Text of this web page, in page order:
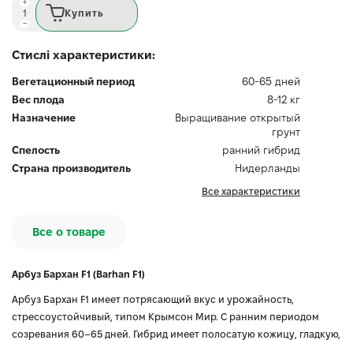
Купить
Стислі характеристики:
Вегетационный период
60-65 дней
Вес плода
8-12 кг
Назначение
Выращивание открытый
грунт
Спелость
ранний гибрид
Страна производитель
Нидерланды
Все характеристики
Все о товаре
Арбуз Бархан F1 (Barhan F1)
Арбуз Бархан F1 имеет потрясающий вкус и урожайность,
стрессоустойчивый, типом Крымсон Мир. С ранним периодом
созревания 60–65 дней. Гибрид имеет полосатую кожицу, гладкую,